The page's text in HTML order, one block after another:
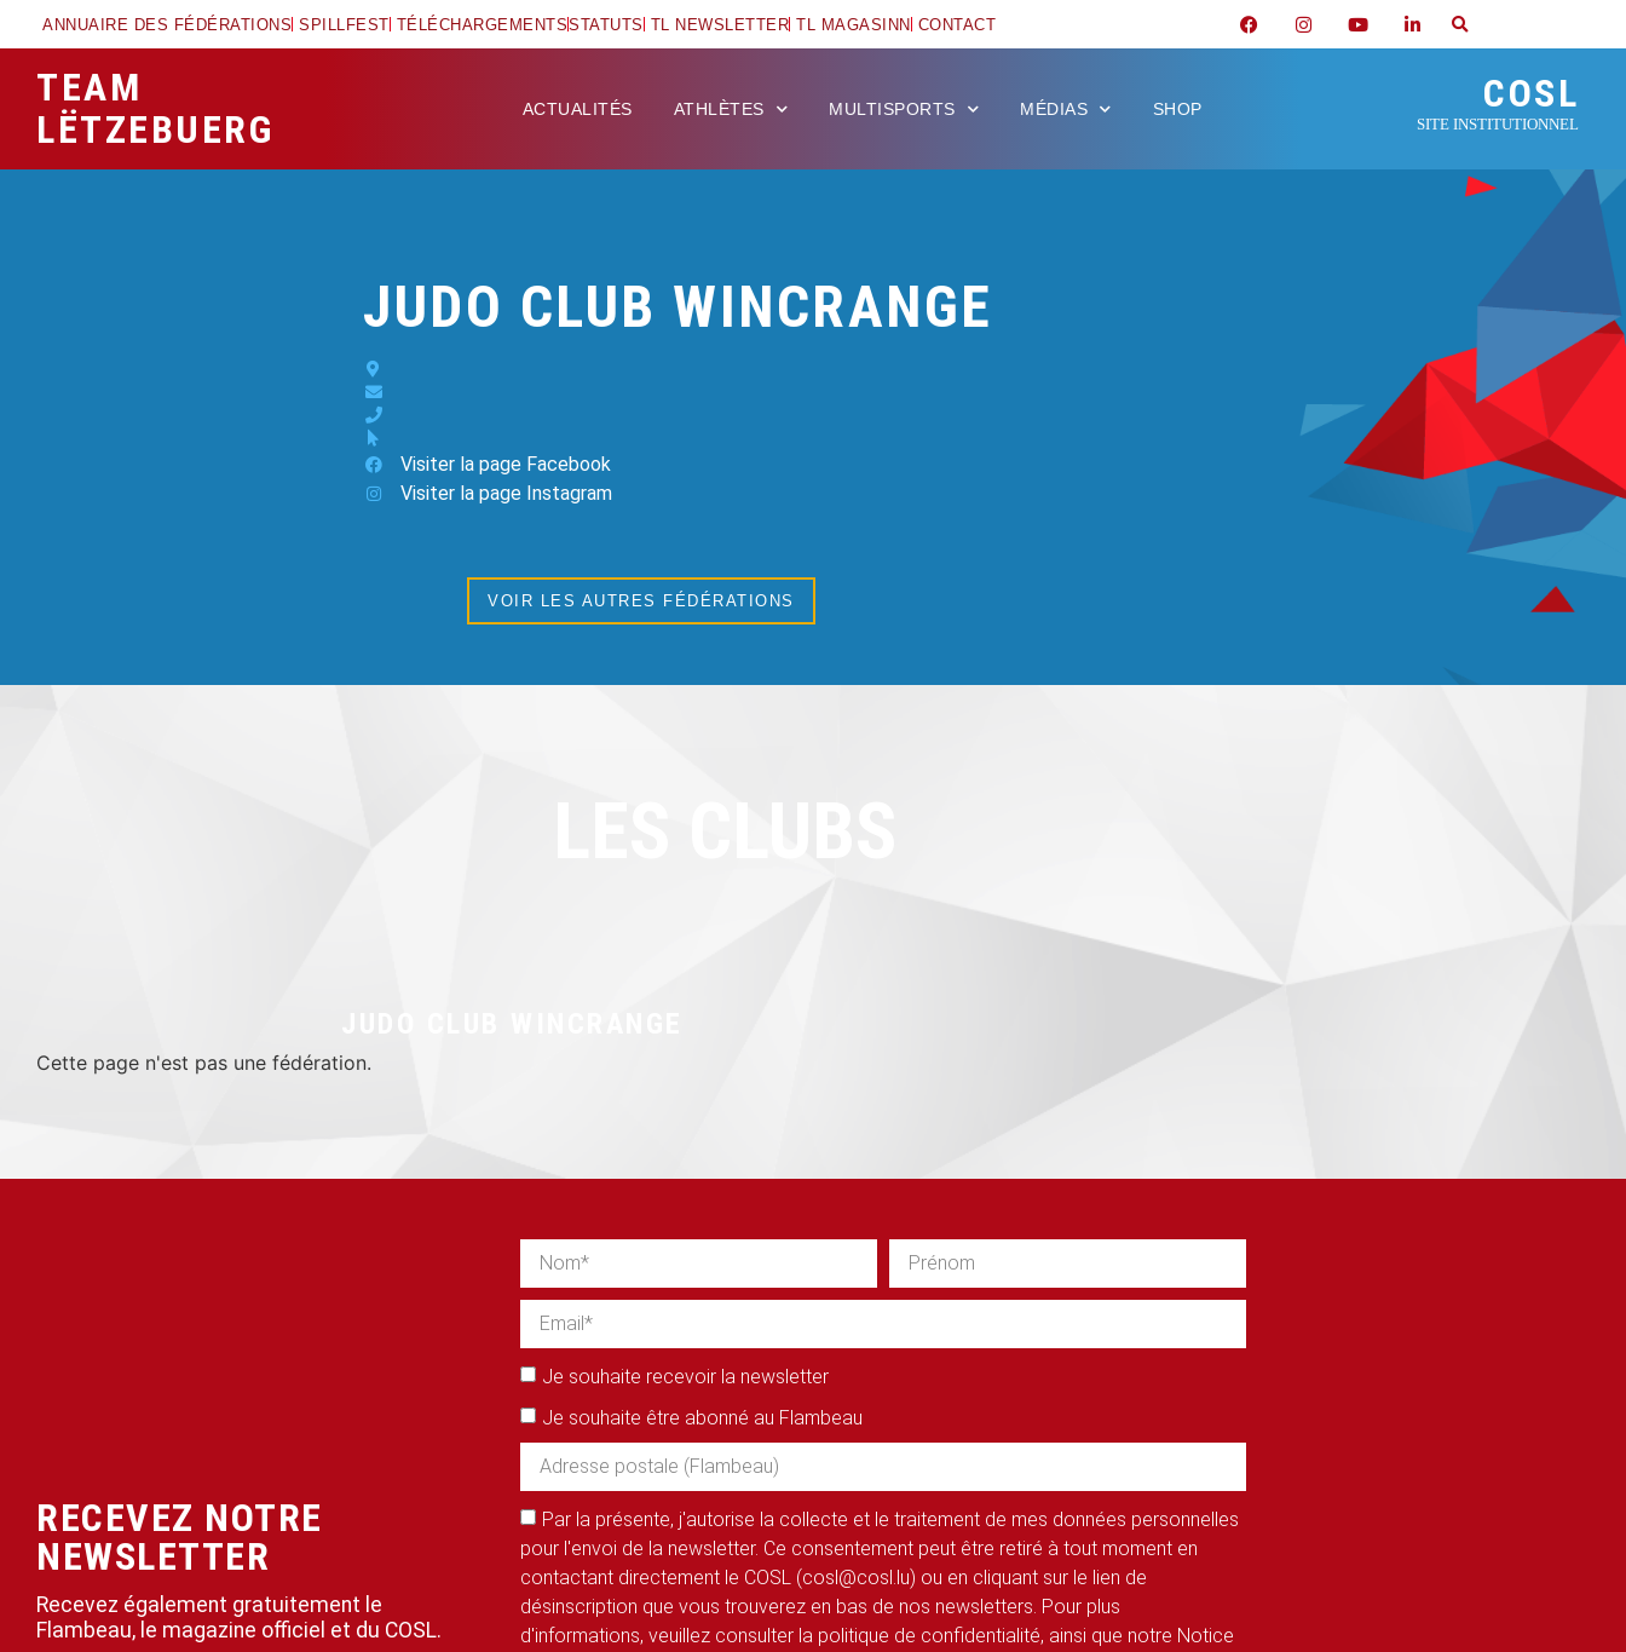
ANNUAIRE DES FÉDÉRATIONS SPILLFEST TÉLÉCHARGEMENTSSTATUTS TL NEWSLETTER TL MAGASINN CONTACT
TEAM
LËTZEBUERG
ACTUALITÉS ATHLÈTES MULTISPORTS MÉDIAS SHOP COSL
SITE INSTITUTIONNEL
JUDO CLUB WINCRANGE
Visiter la page Facebook
Visiter la page Instagram
VOIR LES AUTRES FÉDÉRATIONS
Cette page n'est pas une fédération.
RECEVEZ NOTRE
NEWSLETTER
Recevez également gratuitement le
Flambeau, le magazine officiel et du COSL.
Je souhaite recevoir la newsletter
Je souhaite être abonné au Flambeau
Par la présente, j'autorise la collecte et le traitement de mes données personnelles
pour l'envoi de la newsletter. Ce consentement peut être retiré à tout moment en
contactant directement le COSL (cosl@cosl.lu) ou en cliquant sur le lien de
désinscription que vous trouverez en bas de nos newsletters. Pour plus
d'informations, veuillez consulter la politique de confidentialité, ainsi que notre Notice